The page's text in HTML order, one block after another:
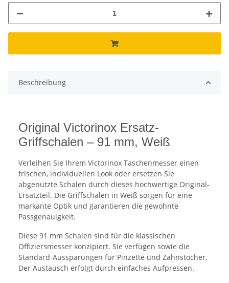
Beschreibung
Original Victorinox Ersatz-
Griffschalen – 91 mm, Weiß
Verleihen Sie Ihrem Victorinox Taschenmesser einen
frischen, individuellen Look oder ersetzen Sie
abgenutzte Schalen durch dieses hochwertige Original-
Ersatzteil. Die Griffschalen in Weiß sorgen für eine
markante Optik und garantieren die gewohnte
Passgenauigkeit.
Diese 91 mm Schalen sind für die klassischen
Offiziersmesser konzipiert. Sie verfügen sowie die
Standard-Aussparungen für Pinzette und Zahnstocher.
Der Austausch erfolgt durch einfaches Aufpressen.